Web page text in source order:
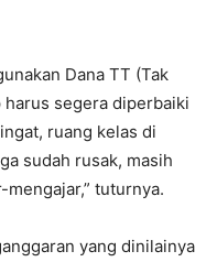
Dana TT (Tak
harus segera diperbaiki
ruang kelas di
sudah rusak, masih
tuturnya.
yang dinilainya